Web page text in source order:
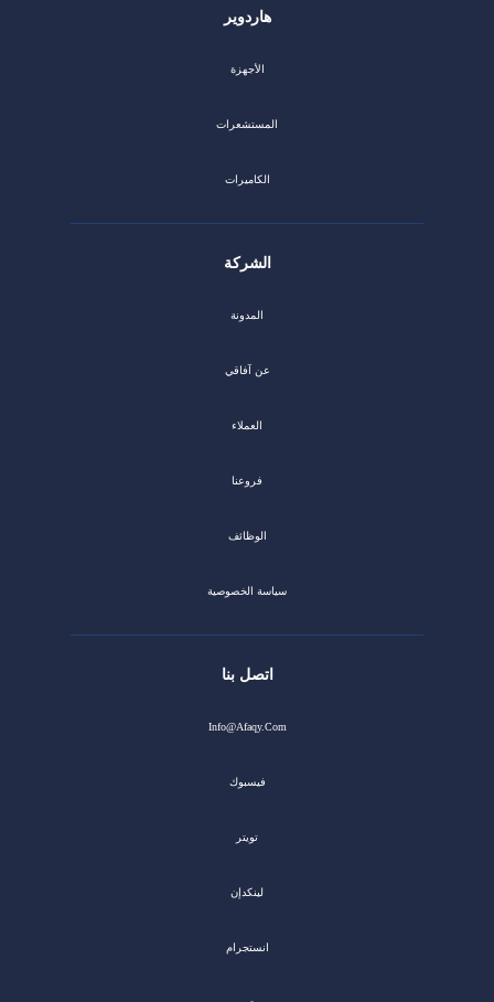
هاردوير
الأجهزة
المستشعرات
الكاميرات
الشركة
المدونة
عن آفاقي
العملاء
فروعنا
الوظائف
سياسة الخصوصية
اتصل بنا
Info@afaqy.com
فيسبوك
تويتر
لينكدإن
انستجرام